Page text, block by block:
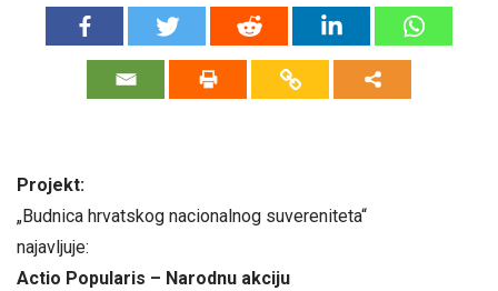
Projekt:
„Budnica hrvatskog nacionalnog suvereniteta“
najavljuje:
Actio Popularis – Narodnu akciju